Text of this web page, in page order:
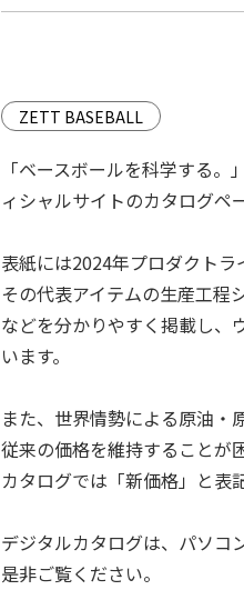
ZETT BASEBALL
「ベースボールを科学する
ィシャルサイトのカタログペ
表紙には2024年プロダクト
その代表アイテムの⽣産⼯程
などを分かりやすく掲載し、
います。
また、世界情勢による原油・
従来の価格を維持することが
カタログでは「新価格」と表
デジタルカタログは、パソコ
是非ご覧ください。